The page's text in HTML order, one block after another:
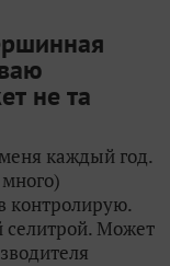
не та
каждый год.
контролирую.
Может